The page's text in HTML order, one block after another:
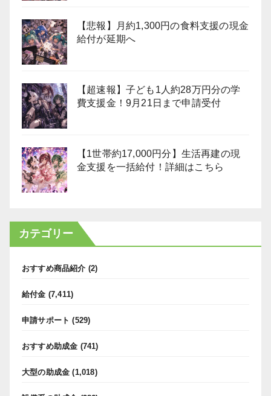
【悲報】月約1,300円の食料支援の現金
給付が延期へ
【超速報】子ども1人約28万円分の学
費支援金！9月21日まで申請受付
【1世帯約17,000円分】生活再建の現
金支援を一括給付！詳細はこちら
カテゴリー
おすすめ商品紹介 (2)
給付金 (7,411)
申請サポート (529)
おすすめ助成金 (741)
大型の助成金 (1,018)